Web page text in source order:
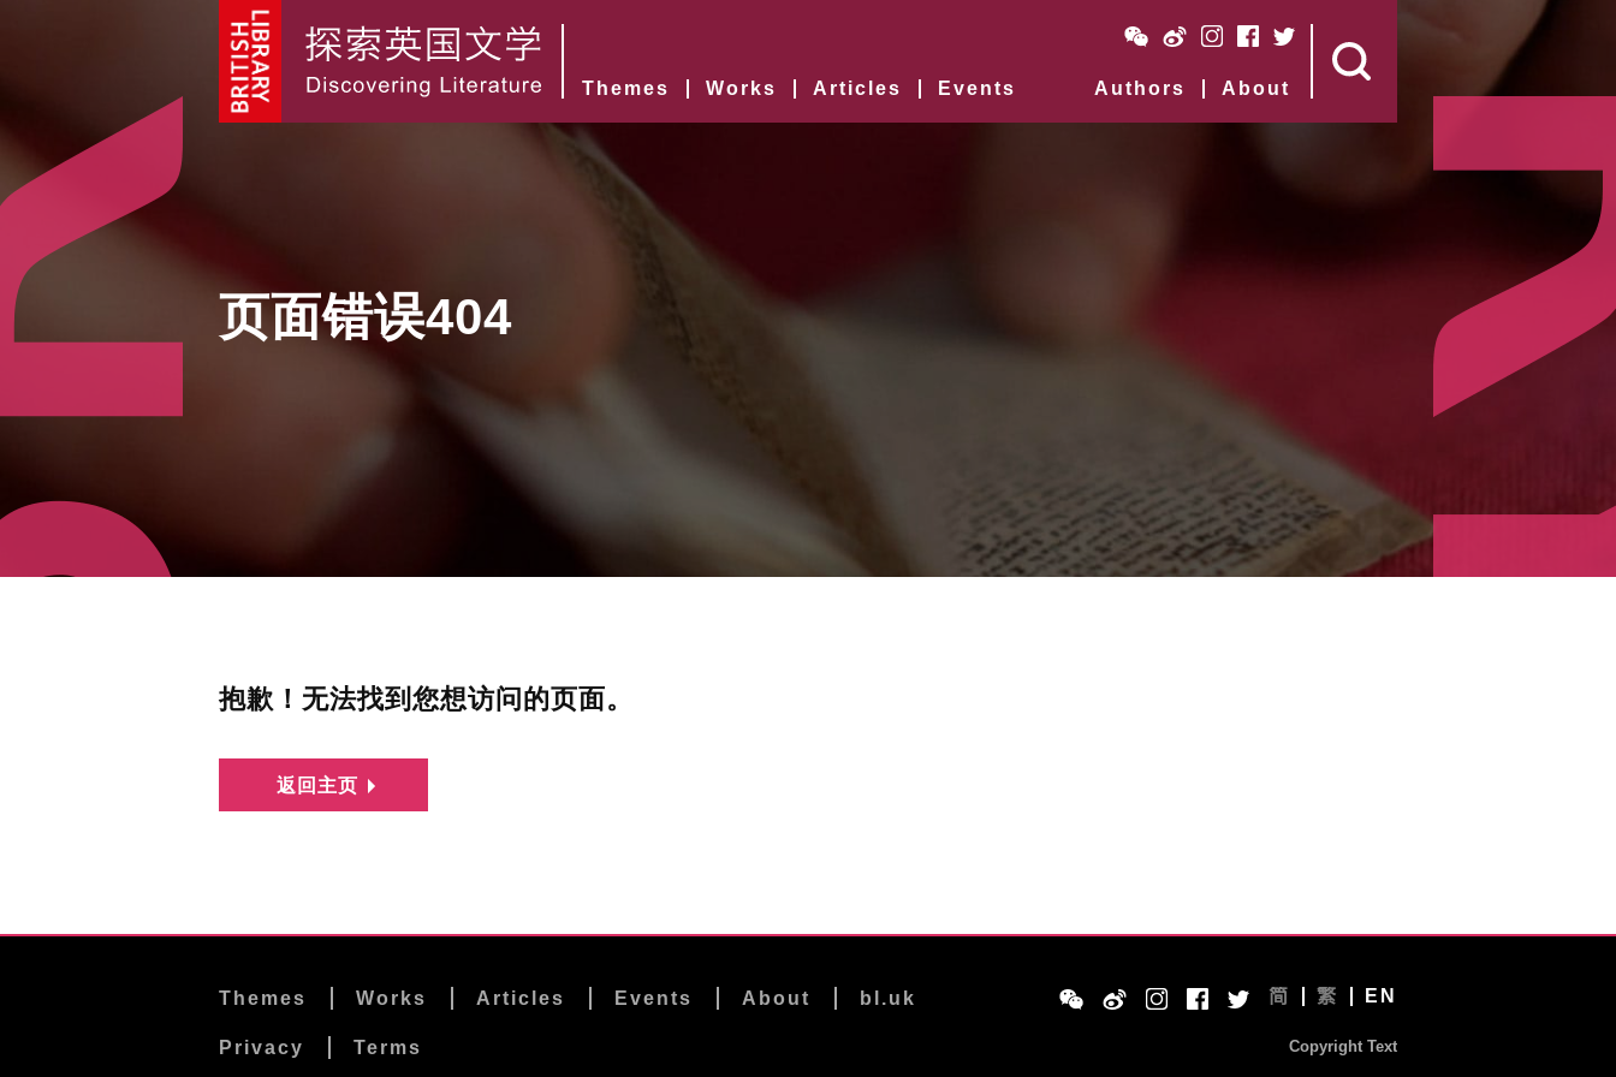
Themes Works Articles Events Authors About
页面错误404
抱歉！无法找到您想访问的页面。
返回主页
Themes Works Articles Events About bl.uk
Privacy Terms
简 繁 EN
Copyright Text